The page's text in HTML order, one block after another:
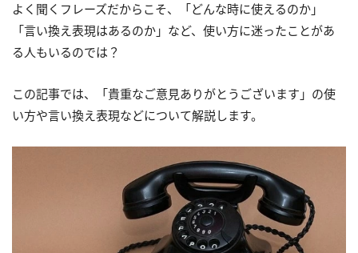
よく聞くフレーズだからこそ、「どんな時に使えるのか」
「言い換え表現はあるのか」など、使い方に迷ったことがあ
る人もいるのでは？
この記事では、「貴重なご意見ありがとうございます」の使
い方や言い換え表現などについて解説します。